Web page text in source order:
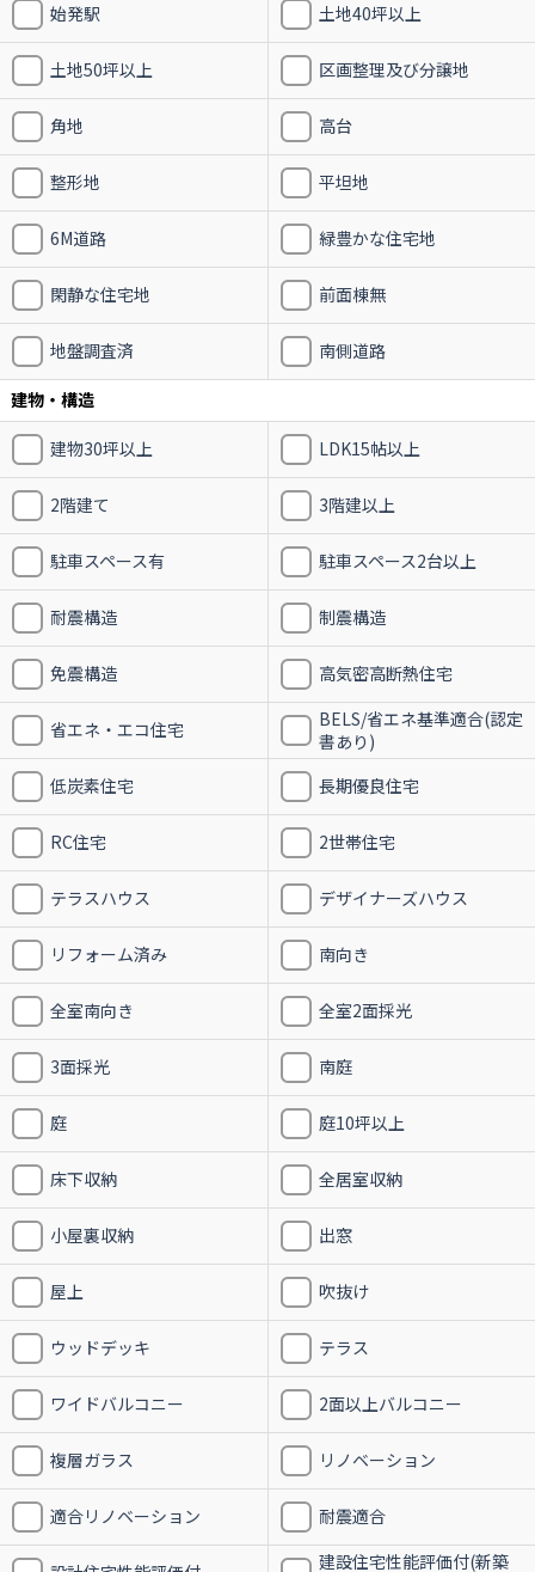
始発駅 土地40坪以上
土地50坪以上 区画整理及び分譲地
角地 高台
整形地 平坦地
6M道路 緑豊かな住宅地
閑静な住宅地 前面棟無
地盤調査済 南側道路
建物・構造
建物30坪以上 LDK15帖以上
2階建て 3階建以上
駐車スペース有 駐車スペース2台以上
耐震構造 制震構造
免震構造 高気密高断熱住宅
省エネ・エコ住宅
BELS/省エネ基準適合(認定
書あり)
低炭素住宅
長期優良住宅
RC住宅 2世帯住宅
テラスハウス デザイナーズハウス
リフォーム済み 南向き
全室南向き 全室2面採光
3面採光 南庭
庭 庭10坪以上
床下収納 全居室収納
小屋裏収納 出窓
屋上 吹抜け
ウッドデッキ テラス
ワイドバルコニー 2面以上バルコニー
複層ガラス リノベーション
適合リノベーション 耐震適合
建設住宅性能評価付(新築